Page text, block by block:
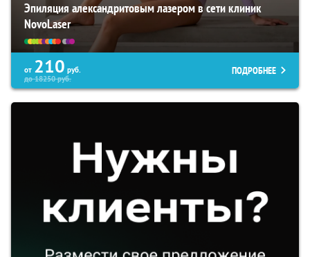
Эпиляция александритовым лазером в сети клиник
NovoLaser
от 210 руб.
до18250руб.
ПОДРОБНЕЕ